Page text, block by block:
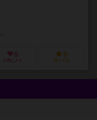
0
お気に入り
0
持ってる